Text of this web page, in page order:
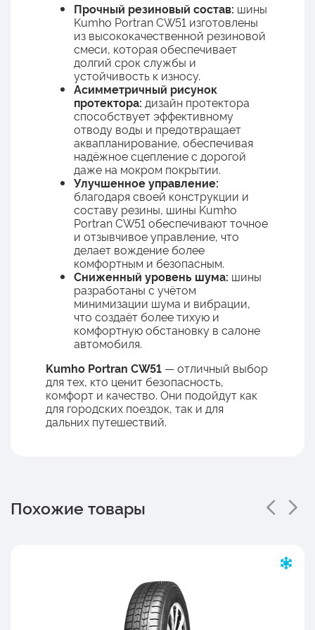
Прочный резиновый состав: шины
Kumho Portran CW51 изготовлены
из высококачественной резиновой
смеси, которая обеспечивает
долгий срок службы и
устойчивость к износу.
Асимметричный рисунок
протектора: дизайн протектора
способствует эффективному
отводу воды и предотвращает
аквапланирование, обеспечивая
надёжное сцепление с дорогой
даже на мокром покрытии.
Улучшенное управление:
благодаря своей конструкции и
составу резины, шины Kumho
Portran CW51 обеспечивают точное
и отзывчивое управление, что
делает вождение более
комфортным и безопасным.
Сниженный уровень шума: шины
разработаны с учётом
минимизации шума и вибрации,
что создаёт более тихую и
комфортную обстановку в салоне
автомобиля.
Kumho Portran CW51 — отличный выбор
для тех, кто ценит безопасность,
комфорт и качество. Они подойдут как
для городских поездок, так и для
дальних путешествий.
Похожие товары